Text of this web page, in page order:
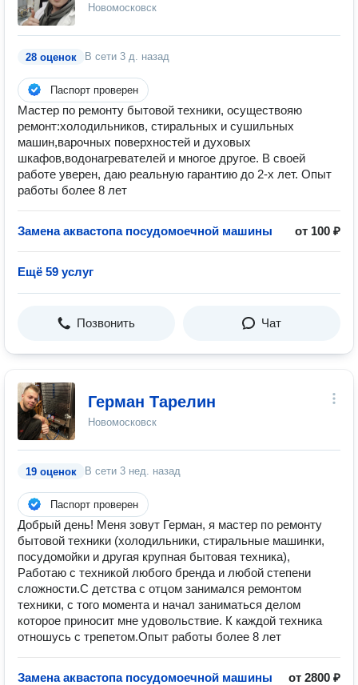
Новомосковск
28 оценок В сети 3 д. назад
Паспорт проверен
Мастер по ремонту бытовой техники, осуществояю
ремонт:холодильников, стиральных и сушильных
машин,варочных поверхностей и духовых
шкафов,водонагревателей и многое другое. В своей
работе уверен, даю реальную гарантию до 2-х лет. Опыт
работы более 8 лет
Замена аквастопа посудомоечной машины от 100 ₽
Ещё 59 услуг
Позвонить Чат
Герман Тарелин
Новомосковск
19 оценок В сети 3 нед. назад
Паспорт проверен
Добрый день! Меня зовут Герман, я мастер по ремонту
бытовой техники (холодильники, стиральные машинки,
посудомойки и другая крупная бытовая техника),
Работаю с техникой любого бренда и любой степени
сложности.С детства с отцом занимался ремонтом
техники, с того момента и начал заниматься делом
которое приносит мне удовольствие. К каждой техника
отношусь с трепетом.Опыт работы более 8 лет
Замена аквастопа посудомоечной машины от 2800 ₽